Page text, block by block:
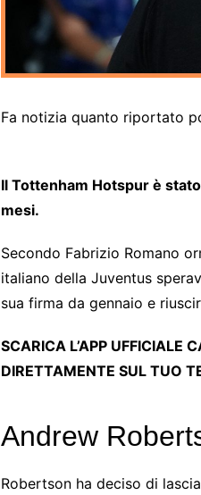
Fa notizia quanto riportato
Il Tottenham Hotspur è
mesi.
Secondo Fabrizio Romano
italiano della Juventus
sua firma da gennaio e
SCARICA L’APP UFFICIALE
DIRETTAMENTE SUL TUO
Andrew
Robertson ha deciso di